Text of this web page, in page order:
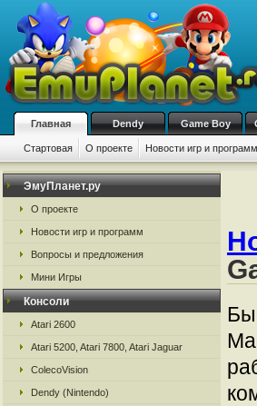
Главная Dendy Game Boy
Стартовая О проекте Новости игр и программ
ЭмуПланет.ру
О проекте
Новости игр и программ
Вопросы и предложения
Мини Игры
Консоли
Atari 2600
Atari 5200, Atari 7800, Atari Jaguar
ColecoVision
Dendy (Nintendo)